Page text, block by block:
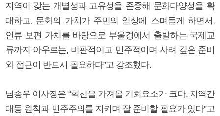
지역이 갖는 개별성과 고유성을 존중해 문화다양성을 확
대하고, 문화의 가치가 주민의 일상에 스며들게 하면서,
인류 보편 가치를 바탕으로 부울경에서 출발하는 국제교
류까지 아우르는, 비판적이고 민주적이며 사려 깊은 준비
와 접근이 반드시 필요하다”고 강조했다.
남송우 이사장은 “혁신을 가져올 기회요소가 크다. 지역간
대등 원칙과 민주주의를 지키며 잘 준비할 필요가 있다”고